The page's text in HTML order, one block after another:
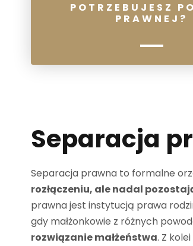
POTRZEBUJESZ
PRAWNEJ?
Separacja
Separacja prawna to formalne
rozłączeniu, ale nadal
prawna jest instytucją prawa
gdy małżonkowie z różnych
rozwiązanie małżeństwa. Z